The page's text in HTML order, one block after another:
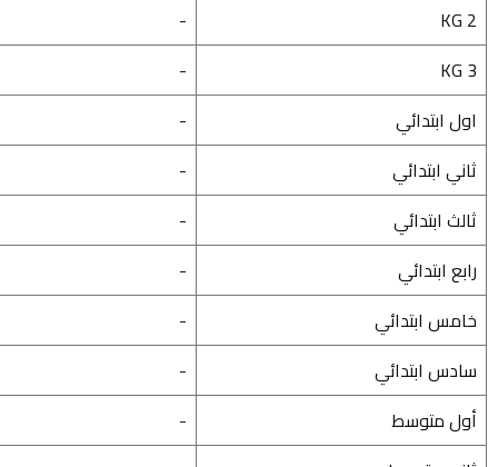
KG 2
-
KG 3
-
اول ابتدائي
-
ثاني ابتدائي
-
ثالث ابتدائي
-
رابع ابتدائي
-
خامس ابتدائي
-
سادس ابتدائي
-
أول متوسط
-